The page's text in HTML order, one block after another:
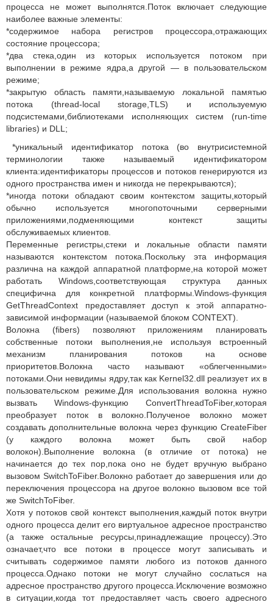
процесса не может выполнятся.Поток включает следующие
наиболее важные элементы:
*содержимое набора регистров процессора,отражающих
состояние процессора;
*два стека,один из которых используется потоком при
выполнении в режиме ядра,а другой — в пользовательском
режиме;
*закрытую область памяти,называемую локальной памятью
потока (thread-local storage,TLS) и используемую
подсистемами,библиотеками исполняющих систем (run-time
libraries) и DLL;
*уникальный идентификатор потока (во внутрисистемной
терминологии также называемый идентификатором
клиента:идентификаторы процессов и потоков генерируются из
одного пространства имен и никогда не перекрываются);
*иногда потоки обладают своим контекстом защиты,который
обычно используется многопоточными серверными
приложениями,подменяющими контекст защиты
обслуживаемых клиентов.
Переменные регистры,стеки и локальные области памяти
называются контекстом потока.Поскольку эта информация
различна на каждой аппаратной платформе,на которой может
работать Windows,соответствующая структура данных
специфична для конкретной платформы.Windows-функция
GetThreadContext предоставляет доступ к этой аппаратно-
зависимой информации (называемой блоком CONTEXT).
Волокна (fibers) позволяют приложениям планировать
собственные потоки выполнения,не используя встроенный
механизм планирования потоков на основе
приоритетов.Волокна часто называют «облегченными»
потоками.Они невидимы ядру,так как Kernel32.dll реализует их в
пользовательском режиме.Для использования волокна нужно
вызвать Windows-функцию ConvertThreadToFiber,которая
преобразует поток в волокно.Полученое волокно может
создавать дополнительные волокна через функцию CreateFiber
(у каждого волокна может быть свой набор
волокон).Выполнение волокна (в отличие от потока) не
начинается до тех пор,пока оно не будет вручную выбрано
вызовом SwitchToFiber.Волокно работает до завершения или до
переключения процессора на другое волокно вызовом все той
же SwitchToFiber.
Хотя у потоков свой контекст выполнения,каждый поток внутри
одного процесса делит его виртуальное адресное пространство
(а также остальные ресурсы,принадлежащие процессу).Это
означает,что все потоки в процессе могут записывать и
считывать содержимое памяти любого из потоков данного
процесса.Однако потоки не могут случайно сослаться на
адресное пространство другого процесса.Исключение возможно
в ситуации,когда тот предоставляет часть своего адресного